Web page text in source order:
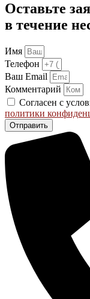
Оставьте
в течение
Имя
Телефон
Ваш Email
Комментарий
Согласен с
политики
Отправить